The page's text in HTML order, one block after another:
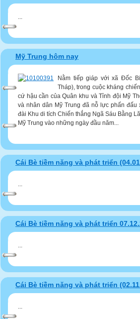
...
Mỹ Trung hôm nay
Nằm tiếp giáp với xã Đốc
Tháp), trong cuộc kháng
cứ hậu cần của Quân khu và Tỉnh đội Mỹ
và nhân dân Mỹ Trung đã nỗ lực phấn
đài Khu di tích Chiến thắng Ngã Sáu Bằng
Mỹ Trung vào những ngày đầu năm...
Cái Bè tiềm năng và phát triển
...
Cái Bè tiềm năng và phát triển
...
Cái Bè tiềm năng và phát triển
...